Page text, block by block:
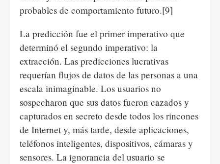
probables de comportamiento futuro.[9]
La predicción fue el primer imperativo que
determinó el segundo imperativo: la
extracción. Las predicciones lucrativas
requerían flujos de datos de las personas a una
escala inimaginable. Los usuarios no
sospecharon que sus datos fueron cazados y
capturados en secreto desde todos los rincones
de Internet y, más tarde, desde aplicaciones,
teléfonos inteligentes, dispositivos, cámaras y
sensores. La ignorancia del usuario se